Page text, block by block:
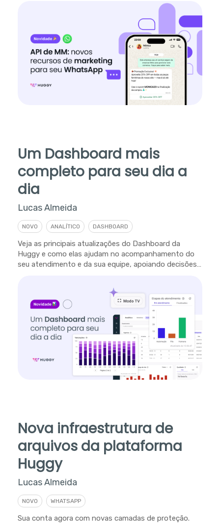
Um Dashboard mais
completo para seu dia a
dia
Lucas Almeida
NOVO ANALÍTICO DASHBOARD
Veja as principais atualizações do Dashboard da
Huggy e como elas ajudam no acompanhamento do
seu atendimento e da sua equipe, apoiando decisões
Nova infraestrutura de
arquivos da plataforma
Huggy
Lucas Almeida
NOVO WHATSAPP
Sua conta agora com novas camadas de proteção.